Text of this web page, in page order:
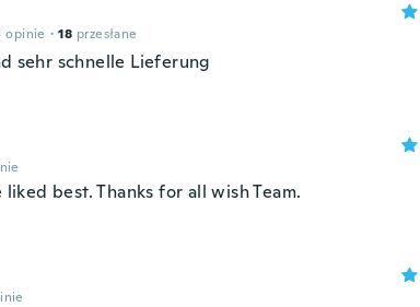
opinie · 18 przesłane
sehr schnelle Lieferung
best. Thanks for all wish Team.